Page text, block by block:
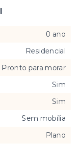
0 ano
Residencial
Pronto para morar
Sim
Sim
Sem mobília
Plano